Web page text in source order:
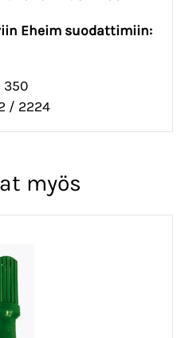
Eheim suodattimiin:
350
/ 2224
myös